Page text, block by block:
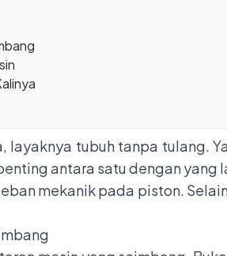
tubuh tanpa tulang.
antara satu dengan yang
mekanik pada piston.